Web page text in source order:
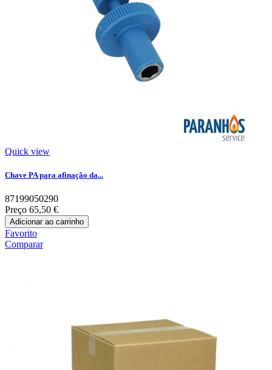
Quick view
Chave PA para afinação da...
87199050290
Preço 65,50 €
Adicionar ao carrinho
Favorito
Comparar